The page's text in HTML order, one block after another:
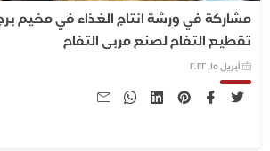
مشاركة في ورشة انتاج الغذاء في مخيم
تقطيع التفاح لصنع مربى التفاح
أبريل 15, 2022